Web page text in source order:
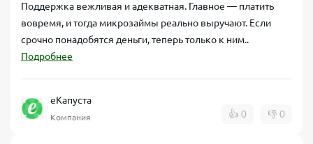
Поддержка вежливая и адекватная. Главное — платить
вовремя, и тогда микрозаймы реально выручают. Если
срочно понадобятся деньги, теперь только к ним..
Подробнее
еКапуста
Компания 👍 0 👎 0